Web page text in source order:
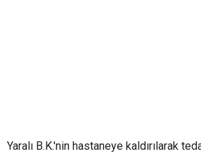
Yaralı B.K.'nin hastaneye kaldırılarak